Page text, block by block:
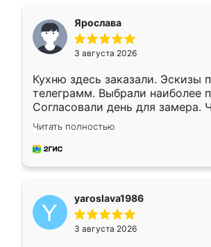
Ярослава
3 августа 2026
Кухню здесь заказали. Эскизы
телеграмм. Выбрали наиболее
Согласовали день для замера.
недели кухня была уже готова.
довольны работой. Спасибо
мебель за качественную работу!
Читать полностью
yaroslava1986
3 августа 2026